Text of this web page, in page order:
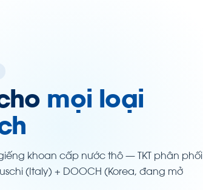
mọi loại
khoan cấp nước thô — TKT phân phối
(Italy) + DOOCH (Korea, đang mở